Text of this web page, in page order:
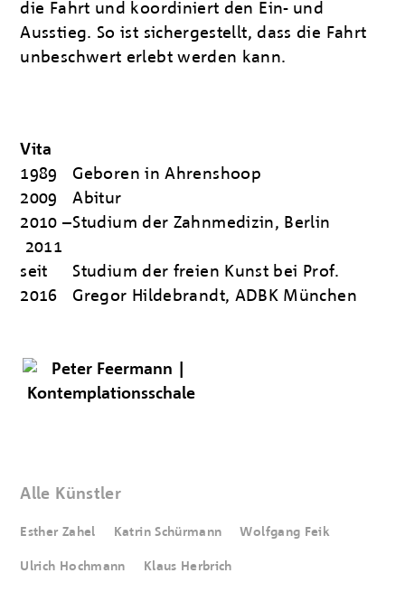
die Fahrt und koordiniert den Ein- und
Ausstieg. So ist sichergestellt, dass die Fahrt
unbeschwert erlebt werden kann.
Vita
1989
Geboren in Ahrenshoop
2009
Abitur
2010 –
2011
Studium der Zahnmedizin, Berlin
seit
2016
Studium der freien Kunst bei Prof.
Gregor Hildebrandt, ADBK München
Alle Künstler
Esther Zahel Katrin Schürmann Wolfgang Feik
Ulrich Hochmann Klaus Herbrich